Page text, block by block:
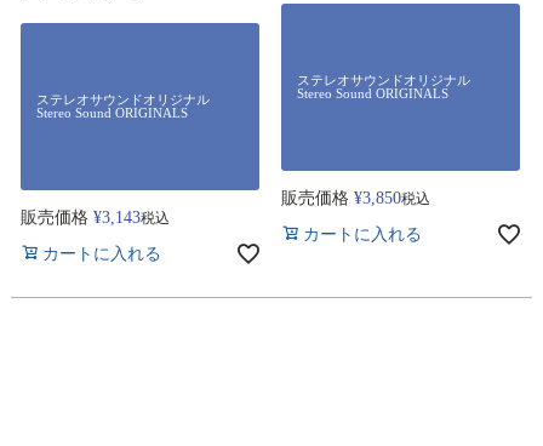
ステレオサウンドオリジナル
Stereo Sound ORIGINALS
販売価格 ¥3,143税込
カートに入れる
ステレオサウンドオリジナル
Stereo Sound ORIGINALS
販売価格 ¥3,850税込
カートに入れる